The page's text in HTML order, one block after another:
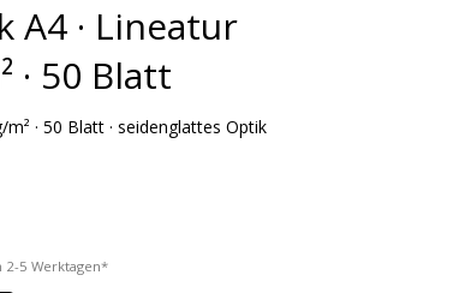
· Lineatur
· 50 Blatt
· 50 Blatt · seidenglattes Optik
2-5 Werktagen*